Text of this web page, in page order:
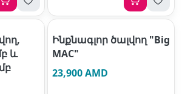
և
Ինքնագլոր ծալվող "Big
MAC"
23,900 AMD